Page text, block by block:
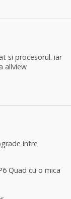
si procesorul. iar
allview
intre
Quad cu o mica